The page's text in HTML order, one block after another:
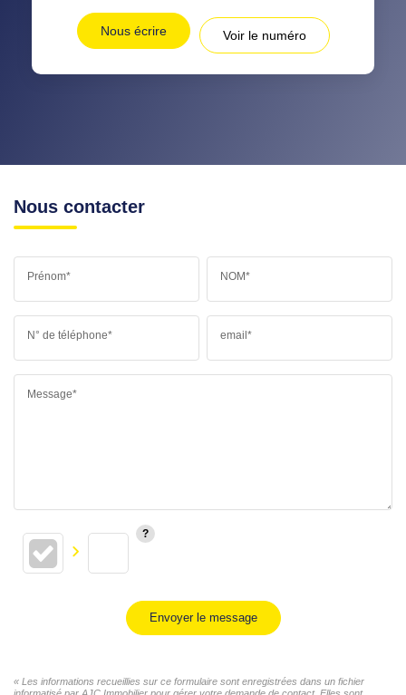
Nous écrire Voir le numéro
Nous contacter
Prénom* NOM*
N° de téléphone* email*
Message*
Envoyer le message
« Les informations recueillies sur ce formulaire sont enregistrées dans un fichier
informatisé par AJC Immobilier pour gérer votre demande de contact. Elles sont